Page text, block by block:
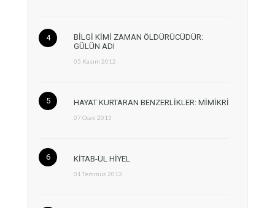
BİLGİ KİMİ ZAMAN ÖLDÜRÜCÜDÜR:
GÜLÜN ADI
05 Kasım 2012
HAYAT KURTARAN BENZERLİKLER: MİMİKRİ
07 Ocak 2013
KİTAB-ÜL HİYEL
01 Temmuz 2013